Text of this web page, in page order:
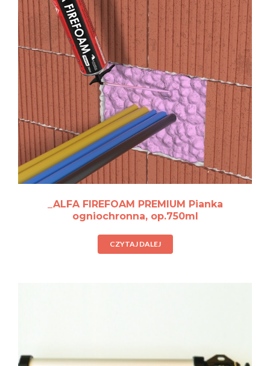
_ALFA FIREFOAM PREMIUM Pianka
ogniochronna, op.750ml
CZYTAJ DALEJ